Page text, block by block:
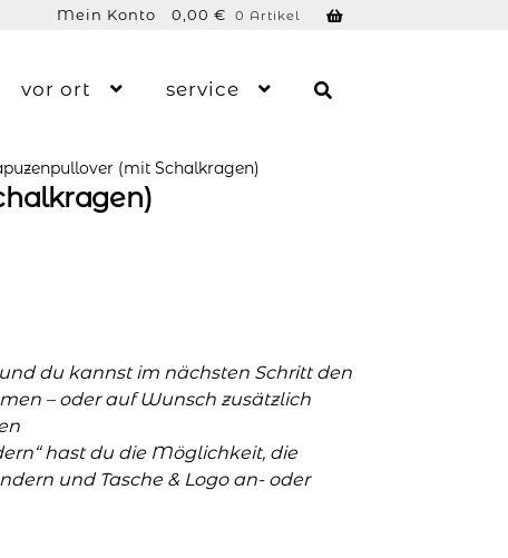
0,00 € 0 Artikel
Mein Konto
vor ort service
(mit Schalkragen)
du kannst im nächsten Schritt den
– oder auf Wunsch zusätzlich
hast du die Möglichkeit, die
und Tasche & Logo an- oder